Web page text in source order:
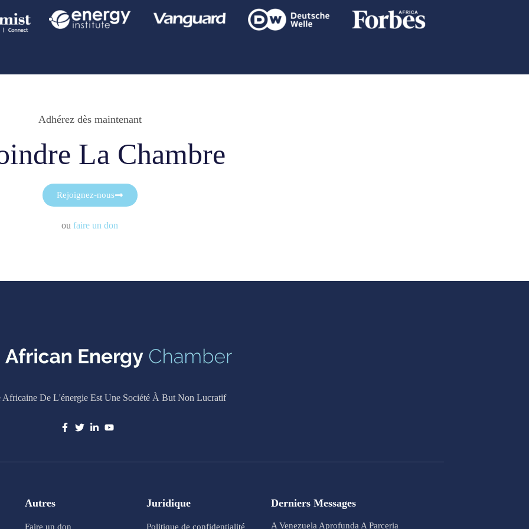
Adhérez dès maintenant
La Chambre
Rejoignez-nous
ou faire un don
Africaine De L'énergie Est Une Société À But Non Lucratif
Autres
Faire un don
Juridique
Politique de confidentialité
Derniers Messages
A Venezuela Aprofunda A Parceria